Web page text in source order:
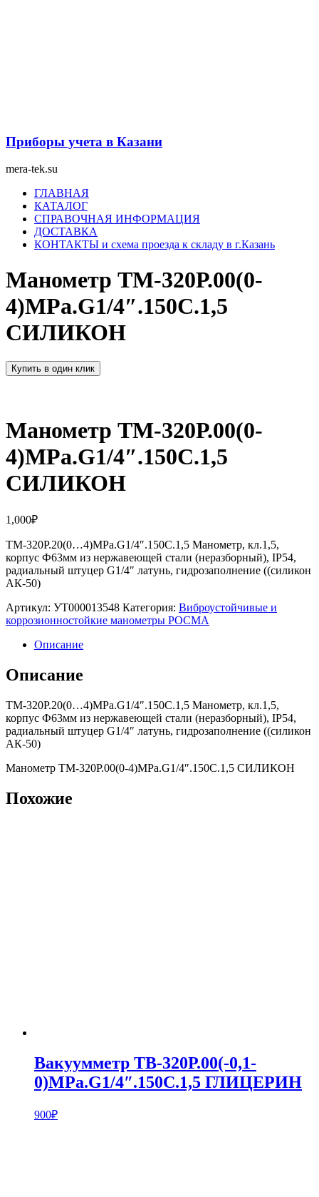
Приборы учета в Казани
mera-tek.su
МенюГЛАВНАЯ
КАТАЛОГ
СПРАВОЧНАЯ ИНФОРМАЦИЯ
ДОСТАВКА
КОНТАКТЫ и схема проезда к складу в г.Казань
Манометр ТМ-320Р.00(0-
4)MPa.G1/4″.150С.1,5
СИЛИКОН
Купить в один клик
Манометр ТМ-320Р.00(0-
4)MPa.G1/4″.150С.1,5
СИЛИКОН
1,000₽
ТМ-320Р.20(0…4)MPa.G1/4″.150С.1,5 Манометр, кл.1,5,
корпус Ф63мм из нержавеющей стали (неразборный), IP54,
радиальный штуцер G1/4″ латунь, гидрозаполнение ((силикон
АК-50)
Артикул: УТ000013548 Категория: Виброустойчивые и
коррозионностойкие манометры РОСМА
Описание
Описание
ТМ-320Р.20(0…4)MPa.G1/4″.150С.1,5 Манометр, кл.1,5,
корпус Ф63мм из нержавеющей стали (неразборный), IP54,
радиальный штуцер G1/4″ латунь, гидрозаполнение ((силикон
АК-50)
Манометр ТМ-320Р.00(0-4)MPa.G1/4″.150С.1,5 СИЛИКОН
Похожие
Вакуумметр ТВ-320Р.00(-0,1-
0)MPa.G1/4″.150С.1,5 ГЛИЦЕРИН
900₽